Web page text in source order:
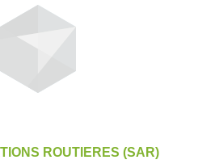
ROUTIERES (SAR)